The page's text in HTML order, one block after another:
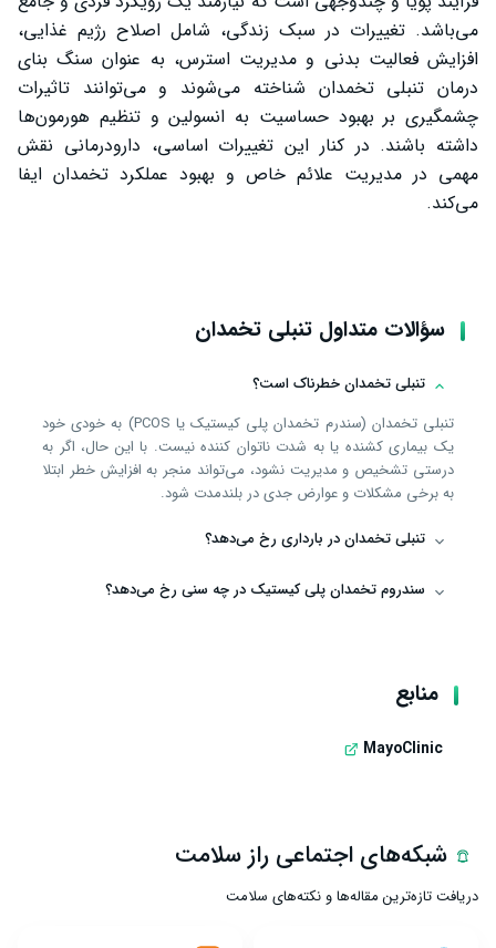
می‌باشد. تغییرات در سبک زندگی، شامل اصلاح رژیم غذایی،
افزایش فعالیت بدنی و مدیریت استرس، به عنوان سنگ بنای
درمان تنبلی تخمدان شناخته می‌شوند و می‌توانند تاثیرات
چشمگیری بر بهبود حساسیت به انسولین و تنظیم هورمون‌ها
داشته باشند. در کنار این تغییرات اساسی، دارودرمانی نقش
مهمی در مدیریت علائم خاص و بهبود عملکرد تخمدان ایفا
می‌کند.
سؤالات متداول تنبلی تخمدان
تنبلی تخمدان خطرناک است؟
تنبلی تخمدان (سندرم تخمدان پلی کیستیک یا PCOS) به خودی خود
یک بیماری کشنده یا به شدت ناتوان کننده نیست. با این حال، اگر به
درستی تشخیص و مدیریت نشود، می‌تواند منجر به افزایش خطر ابتلا
به برخی مشکلات و عوارض جدی در بلندمدت شود.
تنبلی تخمدان در بارداری رخ می‌دهد؟
سندروم تخمدان پلی کیستیک در چه سنی رخ می‌دهد؟
منابع
MayoClinic
شبکه‌های اجتماعی راز سلامت
دریافت تازه‌ترین مقاله‌ها و نکته‌های سلامت